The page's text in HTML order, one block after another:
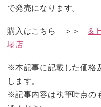
で発売になります。
購入はこちら ＞＞ &
場店
※本記事に記載した価格
します。
※記事内容は執筆時点の